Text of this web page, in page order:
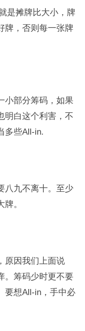
是摊牌比大小，牌
牌，否则每一张牌
小部分筹码，如果
明白这个利害，不
多些All-in.
八九不离十。至少
。
原因我们上面说
。筹码少时更不要
要想All-in，手中必